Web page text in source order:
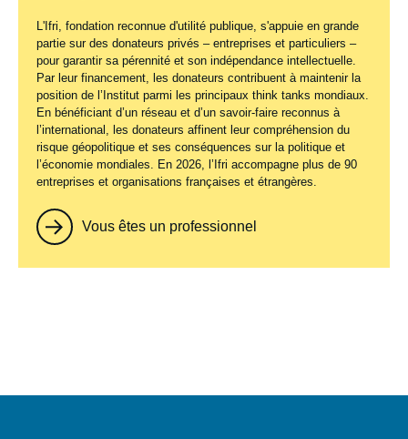
L'Ifri, fondation reconnue d'utilité publique, s'appuie en grande
partie sur des donateurs privés – entreprises et particuliers –
pour garantir sa pérennité et son indépendance intellectuelle.
Par leur financement, les donateurs contribuent à maintenir la
position de l’Institut parmi les principaux think tanks mondiaux.
En bénéficiant d’un réseau et d’un savoir-faire reconnus à
l’international, les donateurs affinent leur compréhension du
risque géopolitique et ses conséquences sur la politique et
l’économie mondiales. En 2026, l’Ifri accompagne plus de 90
entreprises et organisations françaises et étrangères.
Vous êtes un professionnel